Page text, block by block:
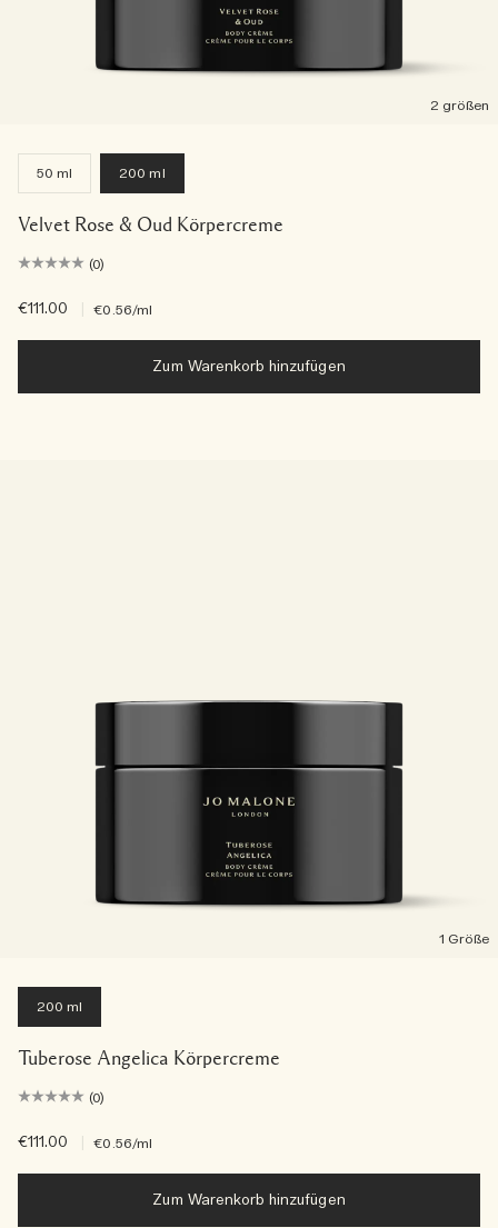
2 größen
50 ml 200 ml
Velvet Rose & Oud Körpercreme
(0)
€111.00 €0.56/ml
Zum Warenkorb hinzufügen
1 Größe
200 ml
Tuberose Angelica Körpercreme
(0)
€111.00 €0.56/ml
Zum Warenkorb hinzufügen